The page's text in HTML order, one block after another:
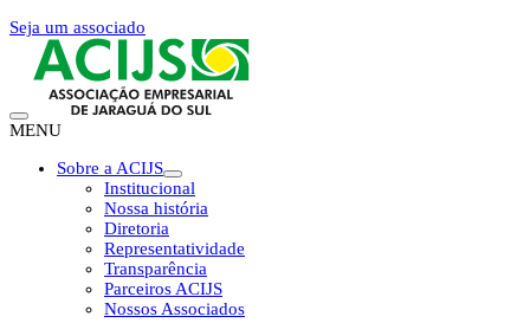
Seja um associado
MENU
Sobre a ACIJS
Institucional
Nossa história
Diretoria
Representatividade
Transparência
Parceiros ACIJS
Nossos Associados